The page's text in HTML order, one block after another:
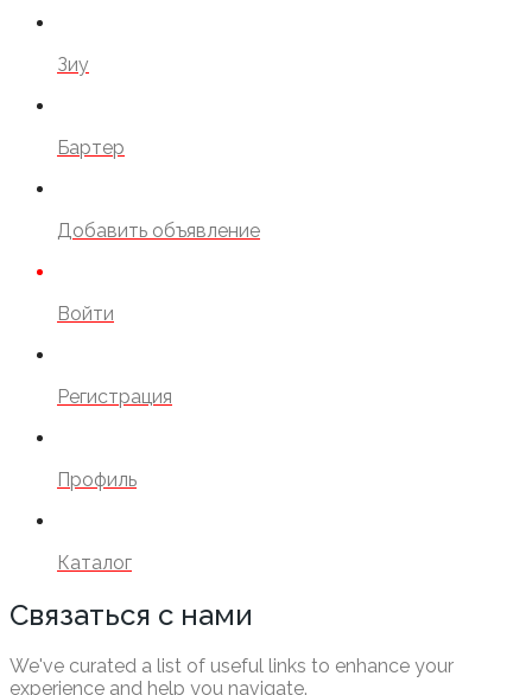
Зиу
Бартер
Добавить объявление
Войти
Регистрация
Профиль
Каталог
Связаться с нами
We've curated a list of useful links to enhance your
experience and help you navigate.